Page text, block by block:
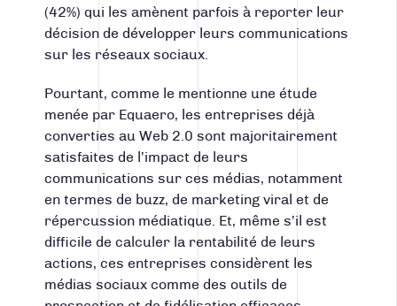
(42%) qui les amènent parfois à reporter leur
décision de développer leurs communications
sur les réseaux sociaux.
Pourtant, comme le mentionne une étude
menée par Equaero, les entreprises déjà
converties au Web 2.0 sont majoritairement
satisfaites de l’impact de leurs
communications sur ces médias, notamment
en termes de buzz, de marketing viral et de
répercussion médiatique. Et, même s’il est
difficile de calculer la rentabilité de leurs
actions, ces entreprises considèrent les
médias sociaux comme des outils de